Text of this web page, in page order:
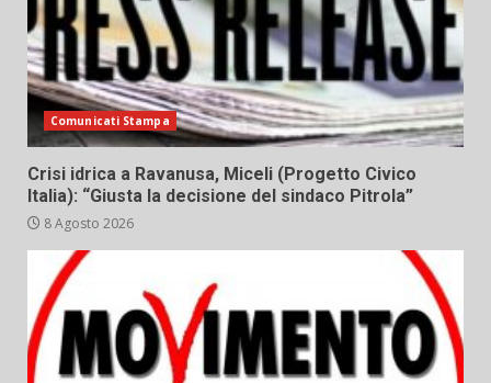
Comunicati Stampa
Crisi idrica a Ravanusa, Miceli (Progetto Civico
Italia): “Giusta la decisione del sindaco Pitrola”
8 Agosto 2026